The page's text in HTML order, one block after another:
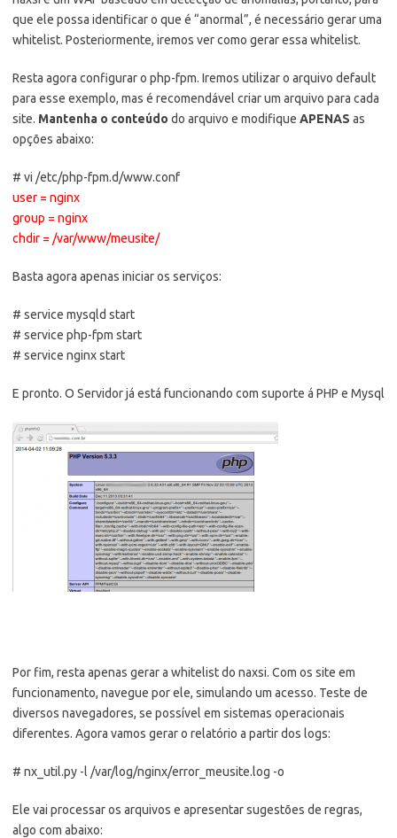
que ele possa identificar o que é “anormal”, é necessário gerar uma
whitelist. Posteriormente, iremos ver como gerar essa whitelist.
Resta agora configurar o php-fpm. Iremos utilizar o arquivo default
para esse exemplo, mas é recomendável criar um arquivo para cada
site. Mantenha o conteúdo do arquivo e modifique APENAS as
opções abaixo:
# vi /etc/php-fpm.d/www.conf
user = nginx
group = nginx
chdir = /var/www/meusite/
Basta agora apenas iniciar os serviços:
# service mysqld start
# service php-fpm start
# service nginx start
E pronto. O Servidor já está funcionando com suporte á PHP e Mysql
Por fim, resta apenas gerar a whitelist do naxsi. Com os site em
funcionamento, navegue por ele, simulando um acesso. Teste de
diversos navegadores, se possível em sistemas operacionais
diferentes. Agora vamos gerar o relatório a partir dos logs:
# nx_util.py -l /var/log/nginx/error_meusite.log -o
Ele vai processar os arquivos e apresentar sugestões de regras,
algo com abaixo: